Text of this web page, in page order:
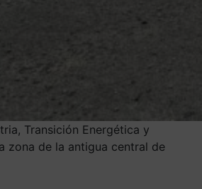
Transición Energética y
zona de la antigua central de